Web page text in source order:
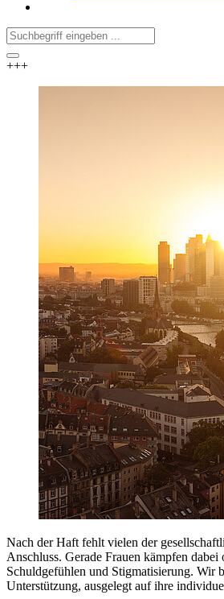
+++
Nach der Haft fehlt vielen der
Anschluss. Gerade Frauen kämpfen dabei
Schuldgefühlen und Stigmatisierung. Wir
Unterstützung, ausgelegt auf ihre